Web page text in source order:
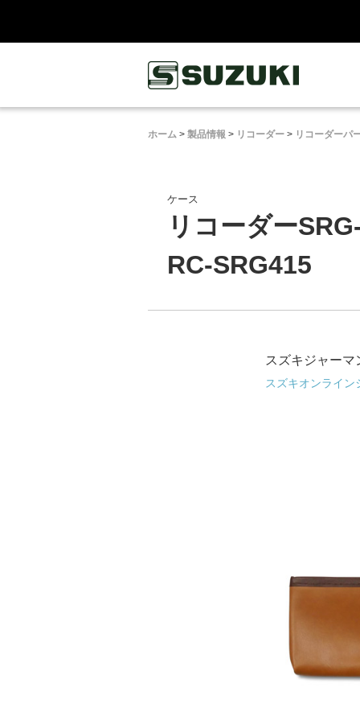
ホーム > 製品情報 > リコーダー > リコーダーパ
ケース
リコーダー
RC-SRG415
スズキジャー
スズキオンライ